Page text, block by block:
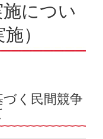
施につい
）
く民間競争